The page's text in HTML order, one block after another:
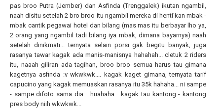
pas broo Putra (Jember) dan Asfinda (Trenggalek) ikutan ngambil,
naah disitu setelah 2 bro broo itu ngambil mereka di henti'kan mbak -
mbak cantik pegawai hotel dan bilang (mas mas itu berbayar lho ya,
2 orang yang ngambil tadi bilang iya mbak, dimana bayarnya) naah
setelah dinikmati... ternyata selain porsi gak begitu banyak, juga
rasanya tawar kagak ada manis-manisnya hahahah... cletuk 2 riders
itu, naaah giliran ada tagihan, broo broo semua harus tau gimana
kagetnya asfinda :v wkwkwk.... kagak kaget gimana, ternyata tarif
capucino yang kagak memuaskan rasanya itu 35k hahaha... ni sampe
- sampe difoto sama dia... huahaha... kagak tau kantong - kantong
pres body niih wkwkwk...